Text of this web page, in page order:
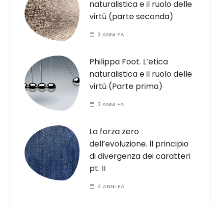
naturalistica e il ruolo delle
virtù (parte seconda)
3 ANNI FA
Philippa Foot. L’etica
naturalistica e il ruolo delle
virtù (Parte prima)
3 ANNI FA
La forza zero
dell’evoluzione. ll principio
di divergenza dei caratteri
pt. II
4 ANNI FA